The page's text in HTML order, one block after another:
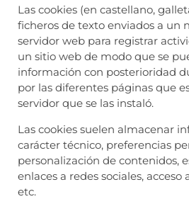
Las cookies (en castellano,
ficheros de texto enviados a un
servidor web para registrar
un sitio web de modo que se
información con posterioridad
por las diferentes páginas que
servidor que se las instaló.
Las cookies suelen almacenar
carácter técnico, preferencias
personalización de contenidos,
enlaces a redes sociales, acceso
etc.